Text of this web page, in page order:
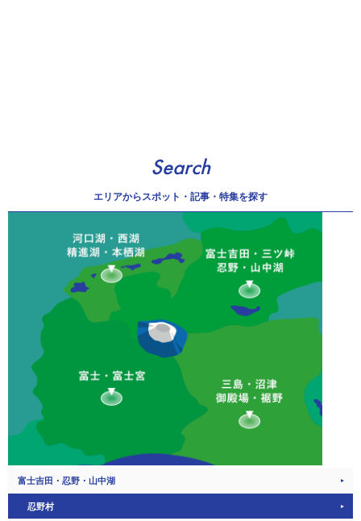
Search
エリアからスポット・記事・特集を探す
富士吉田・忍野・山中湖
忍野村